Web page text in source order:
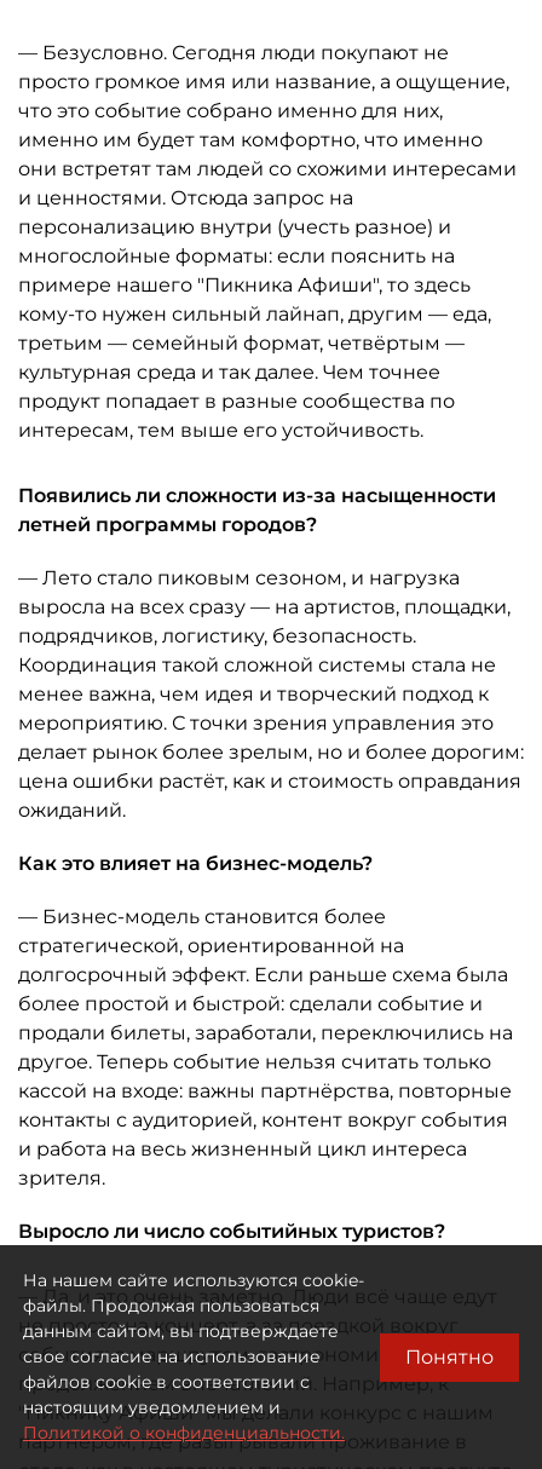
— Безусловно. Сегодня люди покупают не
просто громкое имя или название, а ощущение,
что это событие собрано именно для них,
именно им будет там комфортно, что именно
они встретят там людей со схожими интересами
и ценностями. Отсюда запрос на
персонализацию внутри (учесть разное) и
многослойные форматы: если пояснить на
примере нашего "Пикника Афиши", то здесь
кому-то нужен сильный лайнап, другим — еда,
третьим — семейный формат, четвёртым —
культурная среда и так далее. Чем точнее
продукт попадает в разные сообщества по
интересам, тем выше его устойчивость.
Появились ли сложности из-за насыщенности
летней программы городов?
— Лето стало пиковым сезоном, и нагрузка
выросла на всех сразу — на артистов, площадки,
подрядчиков, логистику, безопасность.
Координация такой сложной системы стала не
менее важна, чем идея и творческий подход к
мероприятию. С точки зрения управления это
делает рынок более зрелым, но и более дорогим:
цена ошибки растёт, как и стоимость оправдания
ожиданий.
Как это влияет на бизнес-модель?
— Бизнес-модель становится более
стратегической, ориентированной на
долгосрочный эффект. Если раньше схема была
более простой и быстрой: сделали событие и
продали билеты, заработали, переключились на
другое. Теперь событие нельзя считать только
кассой на входе: важны партнёрства, повторные
контакты с аудиторией, контент вокруг события
и работа на весь жизненный цикл интереса
зрителя.
Выросло ли число событийных туристов?
— Да, и это очень заметно. Люди всё чаще едут
не просто на концерт, а за поездкой вокруг
события: с маршрутом, гастрономией и
продолжением впечатлений. Например, к
"Пикнику Афиши" мы делали конкурс с нашим
партнёром, где разыгрывали проживание в
На нашем сайте используются cookie-
файлы. Продолжая пользоваться
данным сайтом, вы подтверждаете
свое согласие на использование
файлов cookie в соответствии с
настоящим уведомлением и
Политикой о конфиденциальности.
Понятно